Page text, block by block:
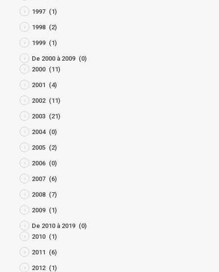
1997 (1)
1998 (2)
1999 (1)
De 2000 à 2009 (0)
2000 (11)
2001 (4)
2002 (11)
2003 (21)
2004 (0)
2005 (2)
2006 (0)
2007 (6)
2008 (7)
2009 (1)
De 2010 à 2019 (0)
2010 (1)
2011 (6)
2012 (1)